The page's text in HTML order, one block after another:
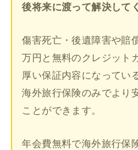
後将来に渡って解決して
傷害死亡・後遺障害や賠
万円と無料のクレジット
厚い保証内容になってい
海外旅行保険のみでより
ことができます。
年会費無料で海外旅行保